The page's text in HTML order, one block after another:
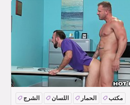
الشرج اللسان الحمار مكتب